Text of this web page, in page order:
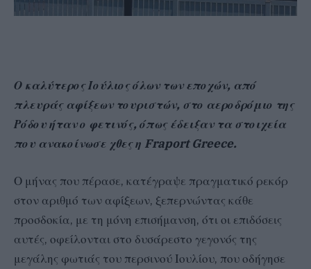
Ο καλύτερος Ιούλιος όλων των εποχών, από
πλευράς αφίξεων τουριστών, στο αεροδρόμιο της
Ρόδου ήταν ο φετινός, όπως έδειξαν τα στοιχεία
που ανακοίνωσε χθες η Fraport Greece.
Ο μήνας που πέρασε, κατέγραψε πραγματικό ρεκόρ
στον αριθμό των αφίξεων, ξεπερνώντας κάθε
προσδοκία, με τη μόνη επισήμανση, ότι οι επιδόσεις
αυτές, οφείλονται στο δυσάρεστο γεγονός της
μεγάλης φωτιάς του περσινού Ιουλίου, που οδήγησε